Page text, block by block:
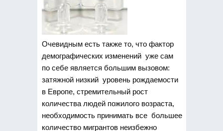
Очевидным есть также то, что фактор
демографических изменений уже сам
по себе является большим вызовом:
затяжной низкий уровень рождаемости
в Европе, стремительный рост
количества людей пожилого возраста,
необходимость принимать все большее
количество мигрантов неизбежно